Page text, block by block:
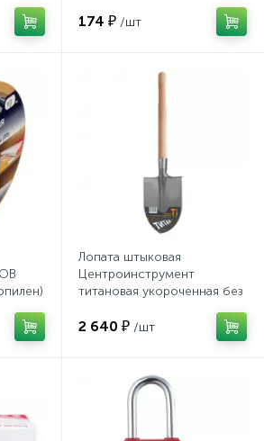
174 ₽ /шт
Лопата штыковая
Центроинструмент
титановая укороченная без
2 640 ₽ /шт